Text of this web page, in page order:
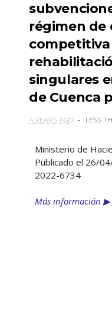
régimen de
competitiva
singulares
de Cuenca
4 YEARS AGO LESS
Ministerio de
Publicado el 26/
2022-6734
Más información ▶